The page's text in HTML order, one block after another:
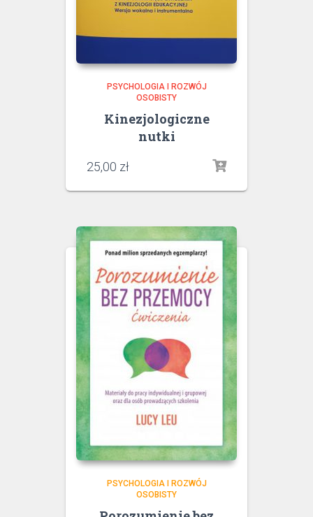
PSYCHOLOGIA I ROZWÓJ
OSOBISTY
Kinezjologiczne
nutki
25,00 zł
PSYCHOLOGIA I ROZWÓJ
OSOBISTY